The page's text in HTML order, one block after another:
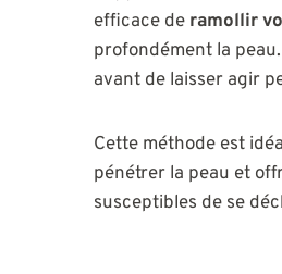
efficace de ramollir
profondément la
avant de laisser agir
Cette méthode est
pénétrer la peau et
susceptibles de se